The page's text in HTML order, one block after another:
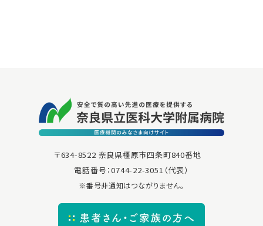
〒634-8522 奈良県橿原市四条町840番地
電話番号：0744-22-3051 （代表）
※番号非通知はつながりません。